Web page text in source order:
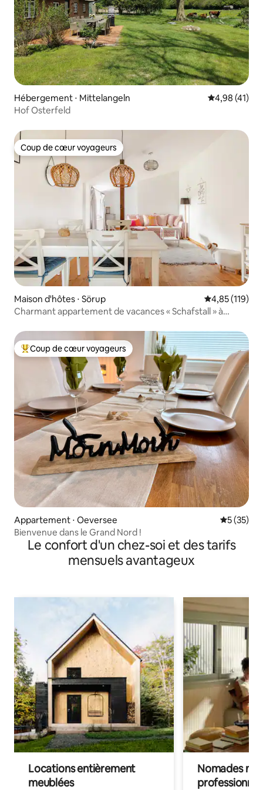
Hébergement ⋅ Mittelangeln Évaluation
4,98 (41)
Hof Osterfeld
Coup de cœur voyageurs
Coup de cœur voyageurs
Maison d'hôtes ⋅ Sörup Évaluation
4,85 (119)
Charmant appartement de vacances « Schafstall » à
Coups de cœur voyageurs les plus appréciés
Coup de cœur voyageurs
Appartement ⋅ Oeversee
5 (35)
Bienvenue dans le Grand Nord !
Le confort d'un chez-soi et des tarifs
mensuels avantageux
Locations entièrement
meublées
Nomades